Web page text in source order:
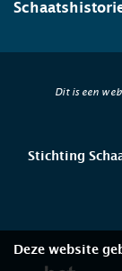
Dit is een
Stichting
Deze website